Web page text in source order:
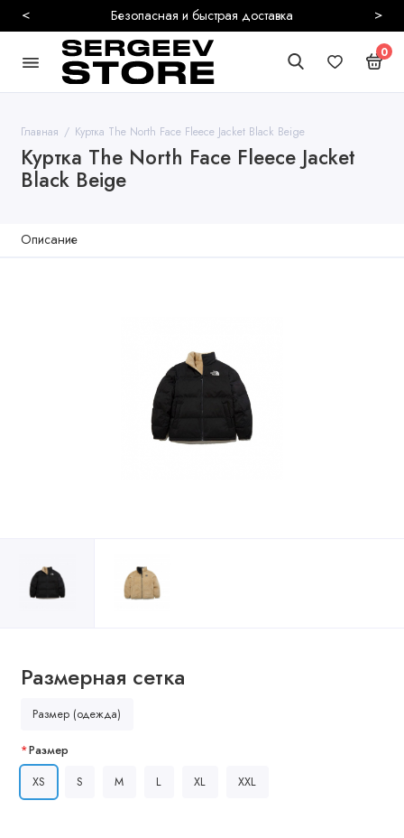
Безопасная и быстрая доставка
< >
0
Главная Куртка The North Face Fleece Jacket Black Beige
Куртка The North Face Fleece Jacket
Black Beige
Описание
Размерная сетка
Размер (одежда)
Размер
XS
S M L XL XXL